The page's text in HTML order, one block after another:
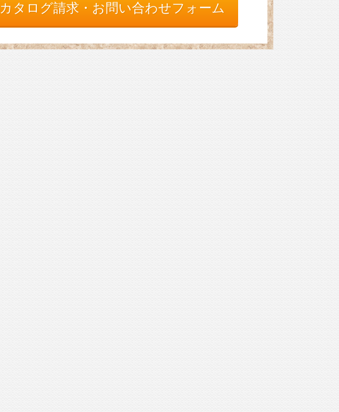
カタログ請求・お問い合わせフォーム